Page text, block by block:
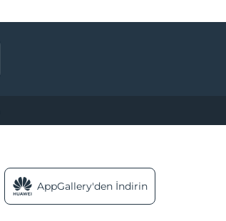
AppGallery'den İndirin